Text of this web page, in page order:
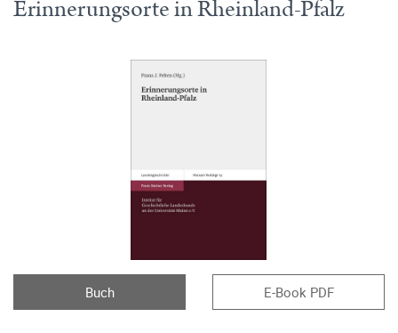
Erinnerungsorte in Rheinland-Pfalz
Buch E-Book PDF